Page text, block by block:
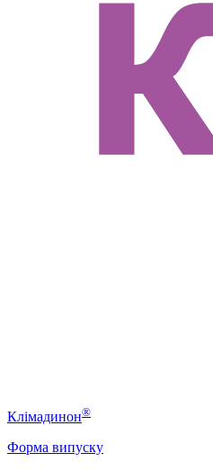
Клімадинон®
Форма випуску